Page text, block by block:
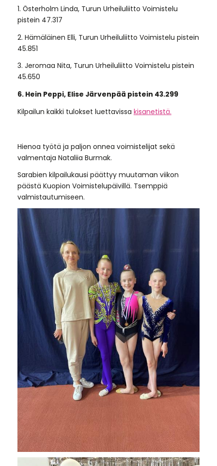
1. Österholm Linda, Turun Urheiluliitto Voimistelu
pistein 47.317
2. Hämäläinen Elli, Turun Urheiluliitto Voimistelu pistein
45.851
3. Jeromaa Nita, Turun Urheiluliitto Voimistelu pistein
45.650
6. Hein Peppi, Elise Järvenpää pistein 43.299
Kilpailun kaikki tulokset luettavissa kisanetistä.
Hienoa työtä ja paljon onnea voimistelijat sekä
valmentaja Nataliia Burmak.
Sarabien kilpailukausi päättyy muutaman viikon
päästä Kuopion Voimistelupäivillä. Tsemppiä
valmistautumiseen.